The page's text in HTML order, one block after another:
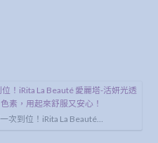
次到位！iRita La Beauté…